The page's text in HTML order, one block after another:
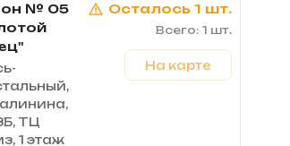
№ 05
ТЦ
1 этаж
Осталось 1 шт.
Всего: 1 шт.
На карте